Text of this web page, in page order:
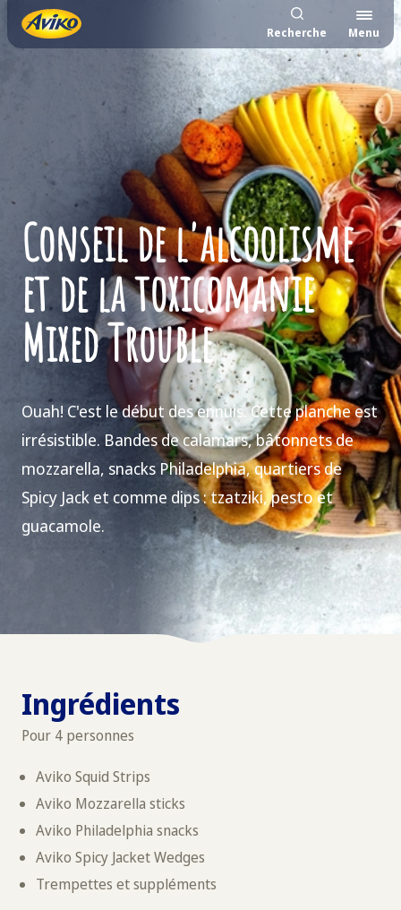
Recherche Menu
Conseil de l'alcoolisme
et de la toxicomanie
Mixed Trouble
Ouah! C'est le début des ennuis. Cette planche est
irrésistible. Bandes de calamars, bâtonnets de
mozzarella, snacks Philadelphia, quartiers de
Spicy Jack et comme dips : tzatziki, pesto et
guacamole.
Ingrédients
Pour 4 personnes
Aviko Squid Strips
Aviko Mozzarella sticks
Aviko Philadelphia snacks
Aviko Spicy Jacket Wedges
Trempettes et suppléments